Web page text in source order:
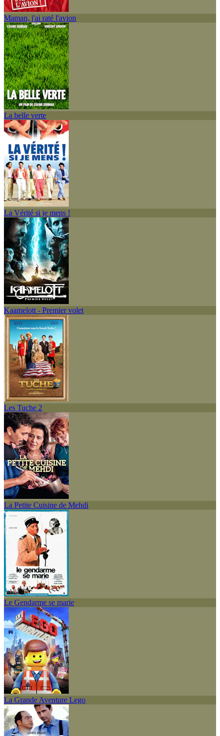
Maman, j'ai raté l'avion
La belle verte
La Vérité si je mens !
Kaamelott - Premier volet
Les Tuche 2
La Petite Cuisine de Mehdi
Le Gendarme se marie
La Grande Aventure Lego